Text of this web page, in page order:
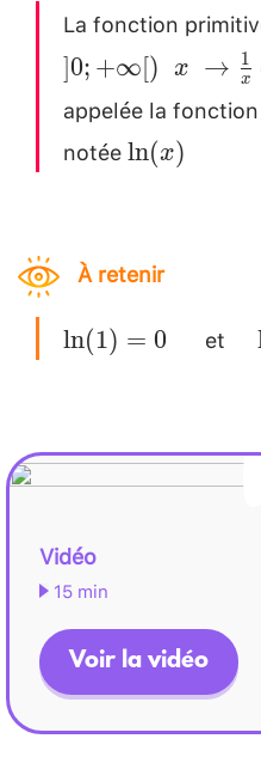
La fonction
]0; +∞[) x → x
1
appelée la
notée\ln(x)
ln(x)
À retenir
\ln(1)=0\quad
ln(1) = 0 et
Vidéo
15 min
Voir la vidéo